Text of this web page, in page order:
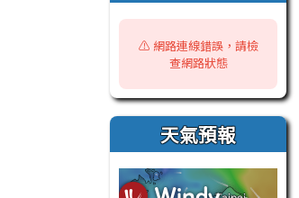
⚠️ 網路連線錯誤，請檢
查網路狀態
天氣預報